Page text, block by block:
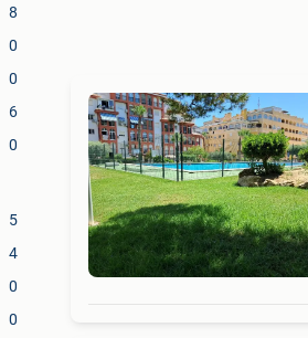
8
0
0
6
0
5
4
0
0